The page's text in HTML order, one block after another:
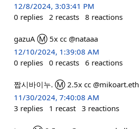
12/8/2024, 3:03:41 PM
0 replies 2 recasts 8 reactions
gazuA Ⓜ️ 5x cc @nataaa
12/10/2024, 1:39:08 AM
0 replies 0 recasts 6 reactions
짭시바이누. Ⓜ️ 2.5x cc @mikoart.eth
11/30/2024, 7:40:08 AM
3 replies 1 recast 3 reactions